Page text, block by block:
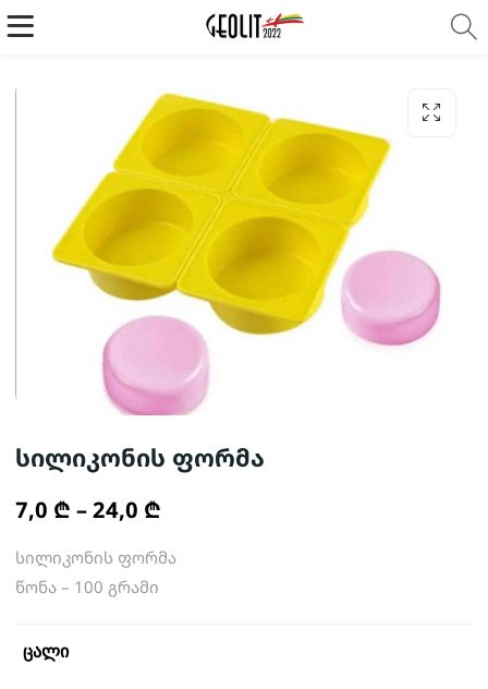
სილიკონის ფორმა
7,0 ₾ – 24,0 ₾
სილიკონის ფორმა
წონა – 100 გრამი
ცალი